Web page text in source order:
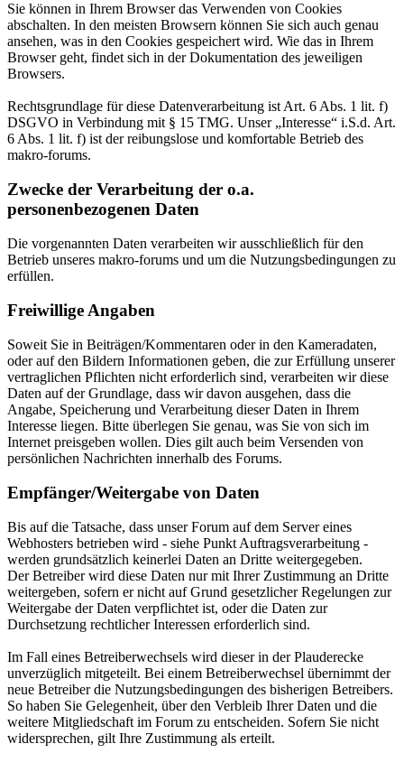
Sie können in Ihrem Browser das Verwenden von Cookies
abschalten. In den meisten Browsern können Sie sich auch genau
ansehen, was in den Cookies gespeichert wird. Wie das in Ihrem
Browser geht, findet sich in der Dokumentation des jeweiligen
Browsers.
Rechtsgrundlage für diese Datenverarbeitung ist Art. 6 Abs. 1 lit. f)
DSGVO in Verbindung mit § 15 TMG. Unser „Interesse“ i.S.d. Art.
6 Abs. 1 lit. f) ist der reibungslose und komfortable Betrieb des
makro-forums.
Zwecke der Verarbeitung der o.a.
personenbezogenen Daten
Die vorgenannten Daten verarbeiten wir ausschließlich für den
Betrieb unseres makro-forums und um die Nutzungsbedingungen zu
erfüllen.
Freiwillige Angaben
Soweit Sie in Beiträgen/Kommentaren oder in den Kameradaten,
oder auf den Bildern Informationen geben, die zur Erfüllung unserer
vertraglichen Pflichten nicht erforderlich sind, verarbeiten wir diese
Daten auf der Grundlage, dass wir davon ausgehen, dass die
Angabe, Speicherung und Verarbeitung dieser Daten in Ihrem
Interesse liegen. Bitte überlegen Sie genau, was Sie von sich im
Internet preisgeben wollen. Dies gilt auch beim Versenden von
persönlichen Nachrichten innerhalb des Forums.
Empfänger/Weitergabe von Daten
Bis auf die Tatsache, dass unser Forum auf dem Server eines
Webhosters betrieben wird - siehe Punkt Auftragsverarbeitung -
werden grundsätzlich keinerlei Daten an Dritte weitergegeben.
Der Betreiber wird diese Daten nur mit Ihrer Zustimmung an Dritte
weitergeben, sofern er nicht auf Grund gesetzlicher Regelungen zur
Weitergabe der Daten verpflichtet ist, oder die Daten zur
Durchsetzung rechtlicher Interessen erforderlich sind.
Im Fall eines Betreiberwechsels wird dieser in der Plauderecke
unverzüglich mitgeteilt. Bei einem Betreiberwechsel übernimmt der
neue Betreiber die Nutzungsbedingungen des bisherigen Betreibers.
So haben Sie Gelegenheit, über den Verbleib Ihrer Daten und die
weitere Mitgliedschaft im Forum zu entscheiden. Sofern Sie nicht
widersprechen, gilt Ihre Zustimmung als erteilt.